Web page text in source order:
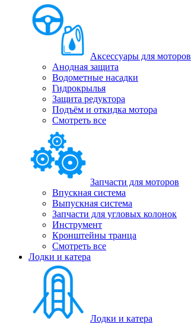
Аксессуары для моторов
Анодная защита
Водометные насадки
Гидрокрылья
Защита редуктора
Подъём и откидка мотора
Смотреть все
Запчасти для моторов
Впускная система
Выпускная система
Запчасти для угловых колонок
Инструмент
Кронштейны транца
Смотреть все
Лодки и катера
Лодки и катера